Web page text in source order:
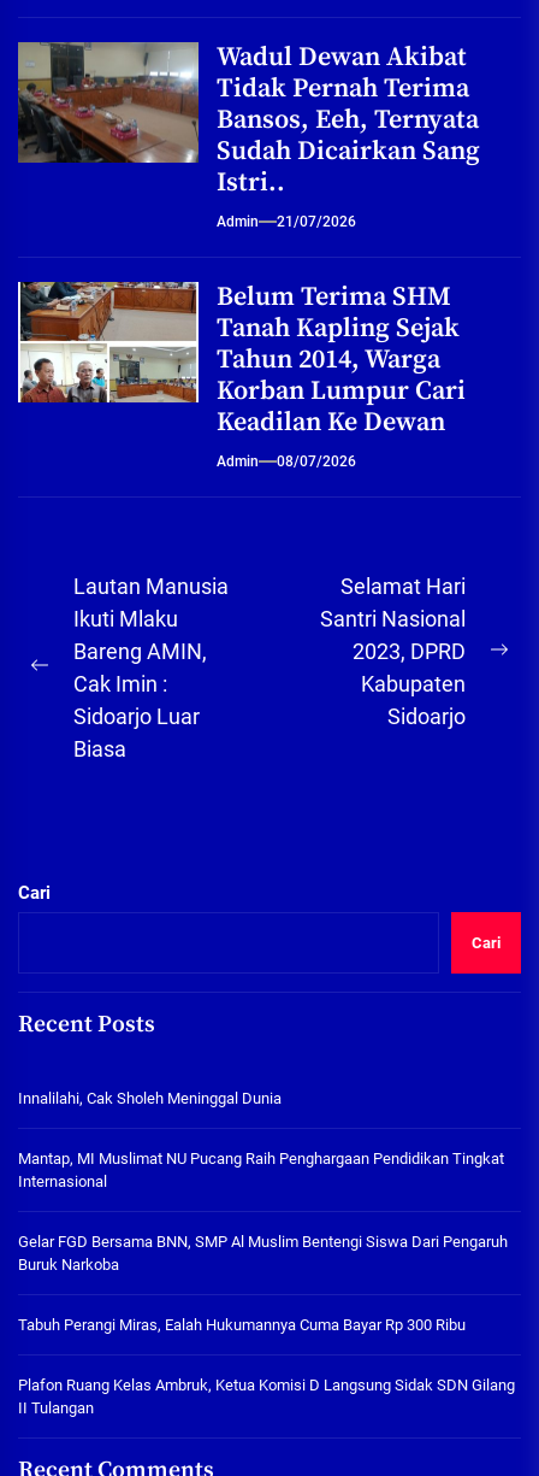
Wadul Dewan Akibat
Tidak Pernah Terima
Bansos, Eeh, Ternyata
Sudah Dicairkan Sang
Istri..
Admin 21/07/2026
Belum Terima SHM
Tanah Kapling Sejak
Tahun 2014, Warga
Korban Lumpur Cari
Keadilan Ke Dewan
Admin 08/07/2026
Navigasi
pos
Previous
post:
Lautan Manusia
Ikuti Mlaku
Bareng AMIN,
Cak Imin :
Sidoarjo Luar
Biasa
Selamat Hari
Santri Nasional
2023, DPRD
Kabupaten
Sidoarjo
Cari
Cari
Recent Posts
Innalilahi, Cak Sholeh Meninggal Dunia
Mantap, MI Muslimat NU Pucang Raih Penghargaan Pendidikan Tingkat
Internasional
Gelar FGD Bersama BNN, SMP Al Muslim Bentengi Siswa Dari Pengaruh
Buruk Narkoba
Tabuh Perangi Miras, Ealah Hukumannya Cuma Bayar Rp 300 Ribu
Plafon Ruang Kelas Ambruk, Ketua Komisi D Langsung Sidak SDN Gilang
II Tulangan